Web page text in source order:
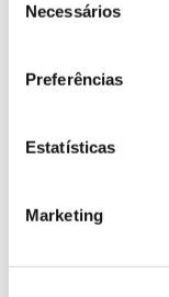
Necessários
Preferências
Estatísticas
Marketing
02.07.2026
Registar
cidadãos
25.06.2026